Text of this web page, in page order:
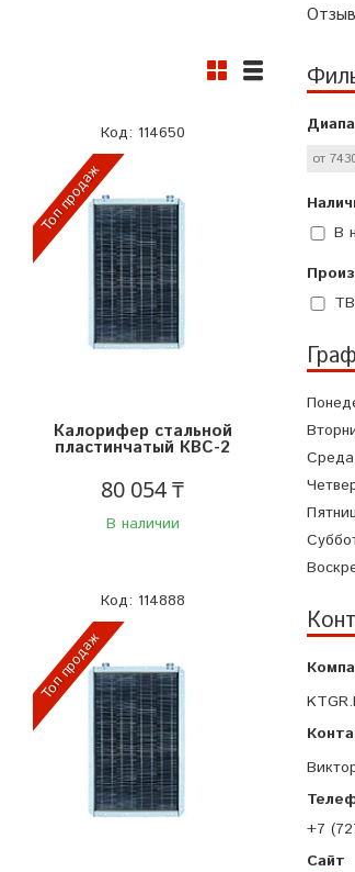
В
Среда
+7
114650
Топ продаж
Калорифер стальной
пластинчатый КВС-2
80 054 ₸
В наличии
114888
Топ продаж